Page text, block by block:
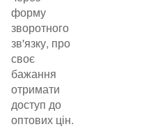
форму
зворотного
зв'язку, про
своє
бажання
отримати
доступ до
оптових цін.